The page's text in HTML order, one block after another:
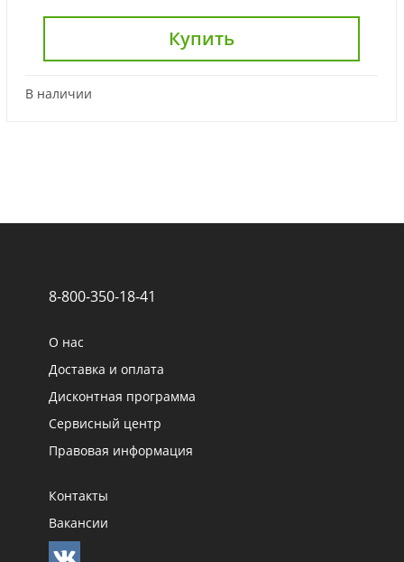
Купить
В наличии
8-800-350-18-41
О нас
Доставка и оплата
Дисконтная программа
Сервисный центр
Правовая информация
Контакты
Вакансии